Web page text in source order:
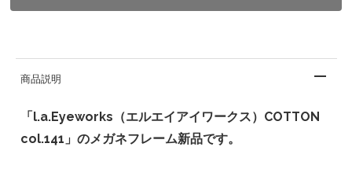
商品説明
「l.a.Eyeworks（エルエイアイワークス）COTTON
col.141」のメガネフレーム新品です。